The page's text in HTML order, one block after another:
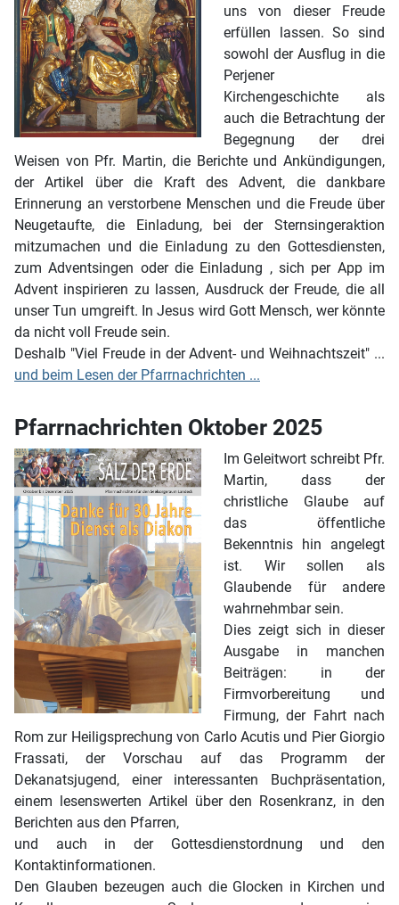
uns von dieser Freude
erfüllen lassen. So sind
sowohl der Ausflug in die
Perjener
Kirchengeschichte als
auch die Betrachtung der
Begegnung der drei
Weisen von Pfr. Martin, die Berichte und Ankündigungen,
der Artikel über die Kraft des Advent, die dankbare
Erinnerung an verstorbene Menschen und die Freude über
Neugetaufte, die Einladung, bei der Sternsingeraktion
mitzumachen und die Einladung zu den Gottesdiensten,
zum Adventsingen oder die Einladung , sich per App im
Advent inspirieren zu lassen, Ausdruck der Freude, die all
unser Tun umgreift. In Jesus wird Gott Mensch, wer könnte
da nicht voll Freude sein.
Deshalb "Viel Freude in der Advent- und Weihnachtszeit" ...
und beim Lesen der Pfarrnachrichten ...
Pfarrnachrichten Oktober 2025
Im Geleitwort schreibt Pfr.
Martin, dass der
christliche Glaube auf
das öffentliche
Bekenntnis hin angelegt
ist. Wir sollen als
Glaubende für andere
wahrnehmbar sein.
Dies zeigt sich in dieser
Ausgabe in manchen
Beiträgen: in der
Firmvorbereitung und
Firmung, der Fahrt nach
Rom zur Heiligsprechung von Carlo Acutis und Pier Giorgio
Frassati, der Vorschau auf das Programm der
Dekanatsjugend, einer interessanten Buchpräsentation,
einem lesenswerten Artikel über den Rosenkranz, in den
Berichten aus den Pfarren,
und auch in der Gottesdienstordnung und den
Kontaktinformationen.
Den Glauben bezeugen auch die Glocken in Kirchen und